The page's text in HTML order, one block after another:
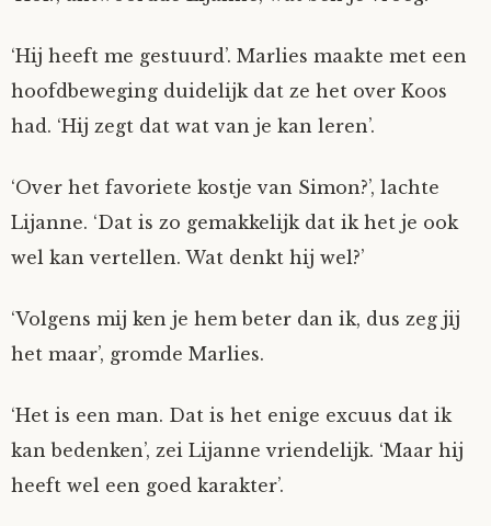
‘Hij heeft me gestuurd’. Marlies maakte met een
hoofdbeweging duidelijk dat ze het over Koos
had. ‘Hij zegt dat wat van je kan leren’.
‘Over het favoriete kostje van Simon?’, lachte
Lijanne. ‘Dat is zo gemakkelijk dat ik het je ook
wel kan vertellen. Wat denkt hij wel?’
‘Volgens mij ken je hem beter dan ik, dus zeg jij
het maar’, gromde Marlies.
‘Het is een man. Dat is het enige excuus dat ik
kan bedenken’, zei Lijanne vriendelijk. ‘Maar hij
heeft wel een goed karakter’.